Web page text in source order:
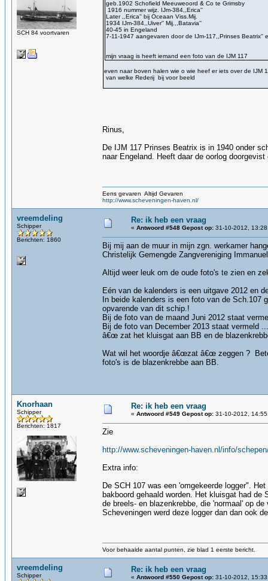
SCH 84 voortvaren
geb.1902 Schofield Meeuweoord & Co te Grimsby
1916 nummer wijz. IJm-384,,Erica''
Later ,,Erica'' bij Oceaan Viss.Mij.
1934 IJm-384,,Uiver'' Mij.,,Batavia''
40-45 in Engeland
7-11-1947 aangevaren door de IJm-117,,Prinses Beatrix''
mijn vraag is heeft iemand een foto van de IJM 117
even naar boven halen wie o wie heef er iets over de IJM
van welke Rederij bij voor beeld
Rinus,
De IJM 117 Prinses Beatrix is in 1940 onder
naar Engeland. Heeft daar de oorlog
Eens gevaren Altijd Gevaren
http://www.scheveningen-haven.nl/
vreemdeling
Schipper
Berichten: 1860
Re: ik heb een vraag
« Antwoord #548 Gepost op: 31-10-2012,
Bij mij aan de muur in mijn zgn. werkamer
Christelijk Gemengde Zangvereniging
Altijd weer leuk om de oude foto's te zien en
Eén van de kalenders is een uitgave 2012 en
In beide kalenders is een foto van de
opvarende van dit schip.!
Bij de foto van de maand Juni 2012 staat
Bij de foto van December 2013 staat vermeld
â€œ zat het kluisgat aan BB en de
Wat wil het woordje â€œzat â€œ zeggen ?
foto's is de blazenkrebbe aan BB.
Knorhaan
Schipper
Berichten: 1817
Re: ik heb een vraag
« Antwoord #549 Gepost op: 31-10-2012,
Zie
http://www.scheveningen-haven.nl/info/
Extra info:
De SCH 107 was een 'omgekeerde logger".
bakboord gehaald worden. Het kluisgat had
de breels- en blazenkrebbe, die 'normaal' op
Scheveningen werd deze logger dan dan ook
Voor behaalde aantal punten, zie blad 1 eerste bericht.
vreemdeling
Schipper
Re: ik heb een vraag
« Antwoord #550 Gepost op: 31-10-2012,